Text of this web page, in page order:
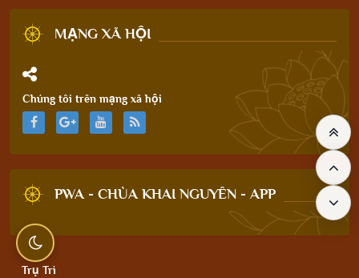
MẠNG XÃ HỘI
Chúng tôi trên mạng xã hội
PWA - CHÙA KHAI NGUYÊN - APP
Trụ Trì